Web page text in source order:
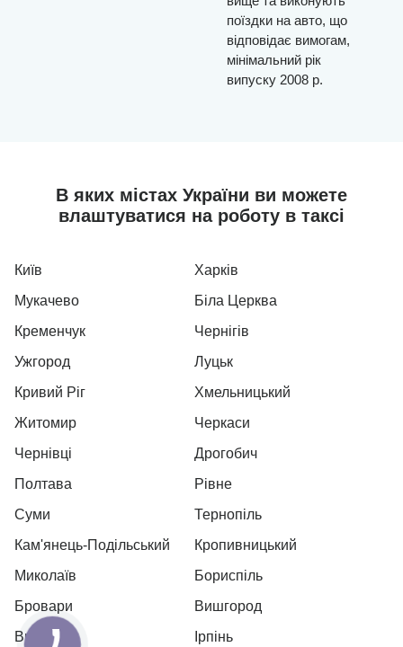
поїздки на авто, що
відповідає вимогам,
мінімальний рік
випуску 2008 р.
В яких містах України ви можете
влаштуватися на роботу в таксі
Київ
Харків
Мукачево
Біла Церква
Кременчук
Чернігів
Ужгород
Луцьк
Кривий Ріг
Хмельницький
Житомир
Черкаси
Чернівці
Дрогобич
Полтава
Рівне
Суми
Тернопіль
Кам'янець-Подільський
Кропивницький
Миколаїв
Бориспіль
Бровари
Вишгород
Вишневе
Ірпінь